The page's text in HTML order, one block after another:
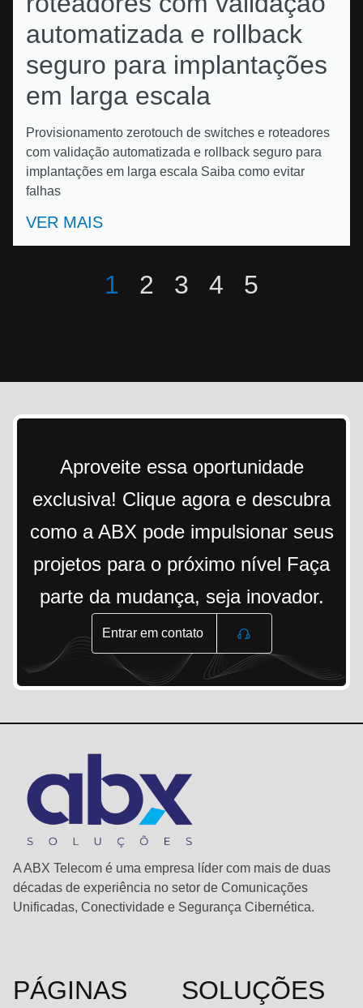
automatizada e rollback
seguro para implantações
em larga escala
Provisionamento zerotouch de switches e roteadores
com validação automatizada e rollback seguro para
implantações em larga escala Saiba como evitar
falhas
VER MAIS
1 2 3 4 5
Aproveite essa oportunidade
exclusiva! Clique agora e descubra
como a ABX pode impulsionar seus
projetos para o próximo nível Faça
parte da mudança, seja inovador.
Entrar em contato
A ABX Telecom é uma empresa líder com mais de duas
décadas de experiência no setor de Comunicações
Unificadas, Conectividade e Segurança Cibernética.
PÁGINAS SOLUÇÕES